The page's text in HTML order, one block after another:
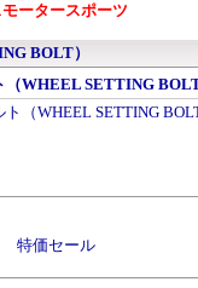
ータースポーツ
BOLT）
（WHEEL SETTING
（WHEEL SETTING
特価セール